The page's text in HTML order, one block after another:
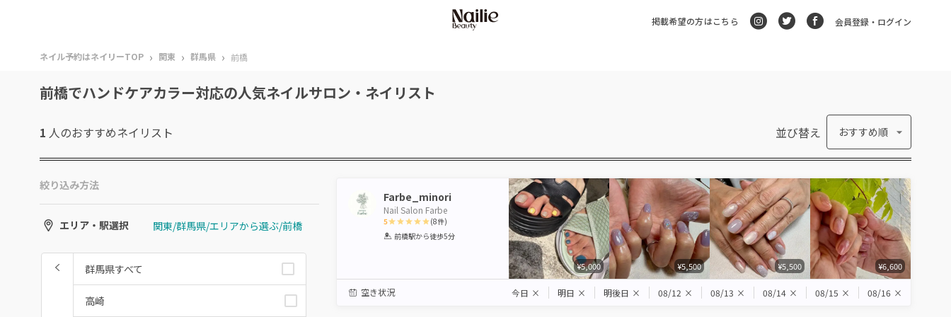
掲載希望の方はこちら 会員登録・ログイン
ネイル予約はネイリーTOP › 関東 › 群馬県 › 前橋
前橋でハンドケアカラー対応の人気ネイルサロン・ネイリスト
1 人のおすすめネイリスト 並び替え おすすめ順
絞り込み方法
エリア・駅選択 関東/群馬県/エリアから選ぶ/前橋
群馬県すべて
高崎
Farbe_minori
Nail Salon Farbe
5
1 2 3 4 5
(8件)
前橋駅から徒歩5分
¥5,000 ¥5,500 ¥5,500 ¥6,600
空き状況 今日 × 明日 × 明後日 × 08/12 × 08/13 × 08/14 × 08/15 × 08/16 ×